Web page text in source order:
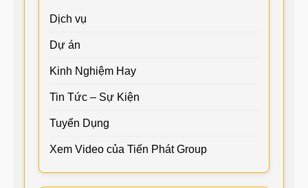
Dịch vụ
Dự án
Kinh Nghiệm Hay
Tin Tức – Sự Kiện
Tuyển Dụng
Xem Video của Tiến Phát Group